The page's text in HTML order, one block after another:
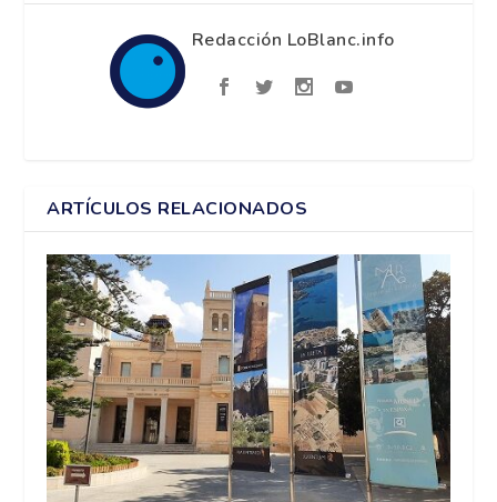
Redacción LoBlanc.info
ARTÍCULOS RELACIONADOS